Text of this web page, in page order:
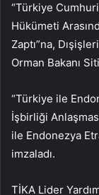
“Türkiye
Hükümeti
Zaptı”na,
Orman Bakanı
“Türkiye ile
İşbirliği
ile Endonezya
imzaladı.
TİKA Lider